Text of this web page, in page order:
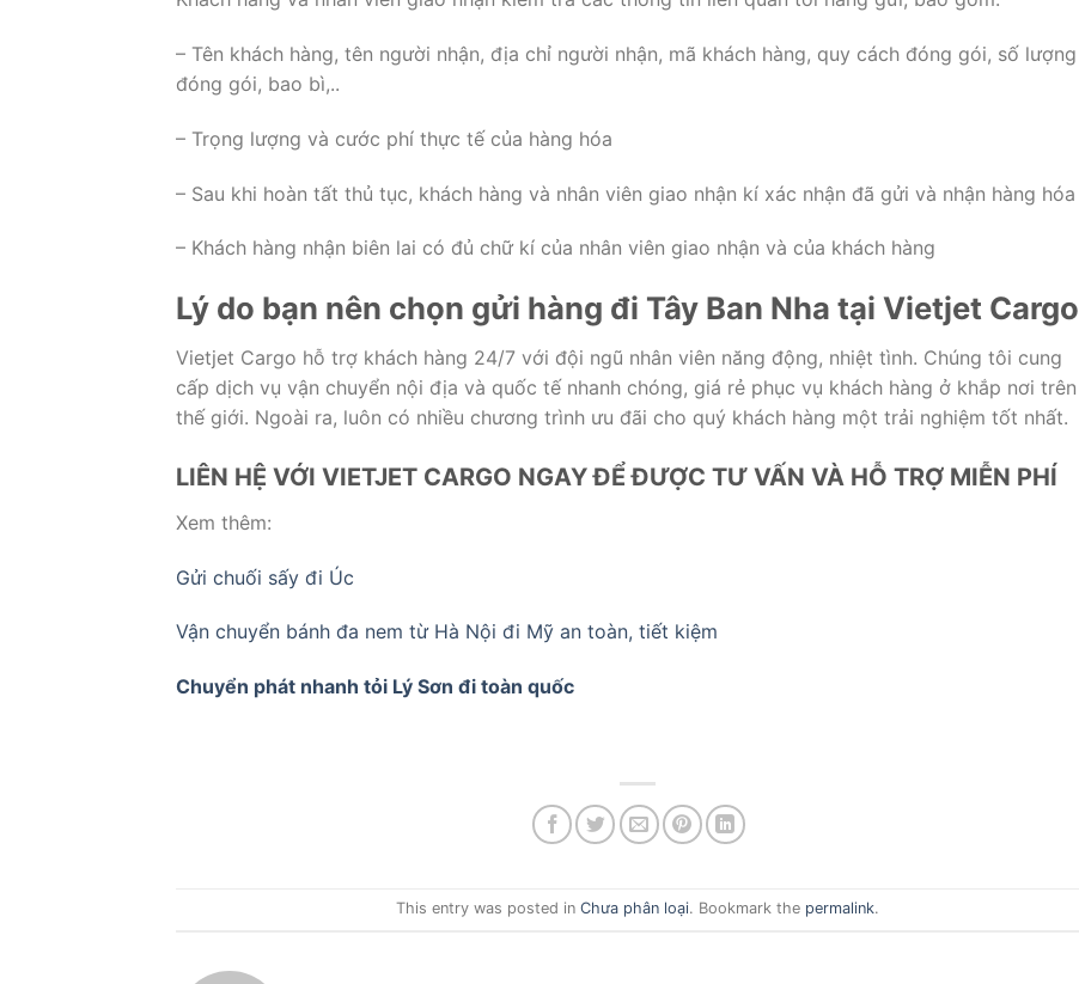
– Tên khách hàng, tên người nhận, địa chỉ người nhận, mã khách hàng, quy cách đóng gói, số lượng
đóng gói, bao bì,..
– Trọng lượng và cước phí thực tế của hàng hóa
– Sau khi hoàn tất thủ tục, khách hàng và nhân viên giao nhận kí xác nhận đã gửi và nhận hàng hóa
– Khách hàng nhận biên lai có đủ chữ kí của nhân viên giao nhận và của khách hàng
Lý do bạn nên chọn gửi hàng đi Tây Ban Nha tại Vietjet Cargo
Vietjet Cargo hỗ trợ khách hàng 24/7 với đội ngũ nhân viên năng động, nhiệt tình. Chúng tôi cung
cấp dịch vụ vận chuyển nội địa và quốc tế nhanh chóng, giá rẻ phục vụ khách hàng ở khắp nơi trên
thế giới. Ngoài ra, luôn có nhiều chương trình ưu đãi cho quý khách hàng một trải nghiệm tốt nhất.
LIÊN HỆ VỚI VIETJET CARGO NGAY ĐỂ ĐƯỢC TƯ VẤN VÀ HỖ TRỢ MIỄN PHÍ
Xem thêm:
Gửi chuối sấy đi Úc
Vận chuyển bánh đa nem từ Hà Nội đi Mỹ an toàn, tiết kiệm
Chuyển phát nhanh tỏi Lý Sơn đi toàn quốc
This entry was posted inChưa phân loại. Bookmark the permalink.